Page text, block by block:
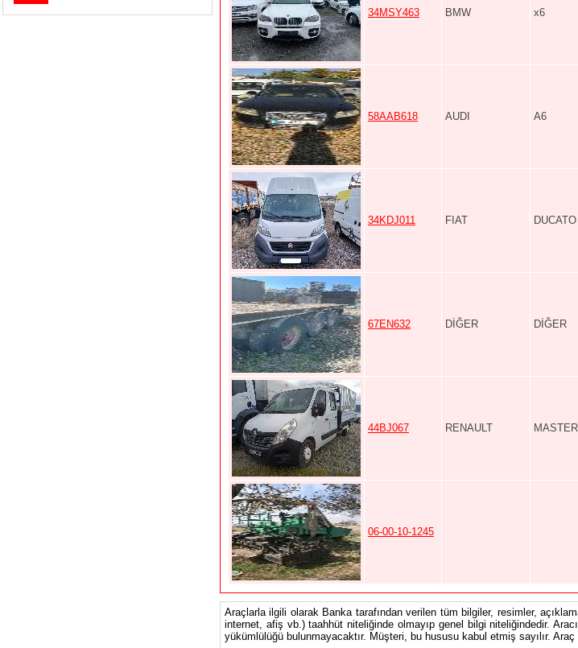
34MSY463 BMW x6
58AAB618 AUDI A6
34KDJ011 FIAT DUCATO
67EN632 DİĞER DİĞER
44BJ067 RENAULT MASTER
06-00-10-1245
Araçlarla ilgili olarak Banka tarafından verilen tüm bilgiler, resimler,
internet, afiş vb.) taahhüt niteliğinde olmayıp genel bilgi niteliğindedir.
yükümlülüğü bulunmayacaktır. Müşteri, bu hususu kabul etmiş sayılır.